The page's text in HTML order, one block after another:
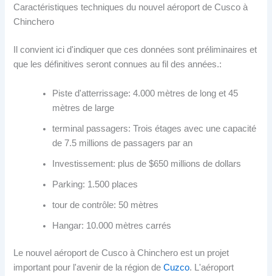
Caractéristiques techniques du nouvel aéroport de Cusco à
Chinchero
Il convient ici d'indiquer que ces données sont préliminaires et
que les définitives seront connues au fil des années.:
Piste d'atterrissage: 4.000 mètres de long et 45
mètres de large
terminal passagers: Trois étages avec une capacité
de 7.5 millions de passagers par an
Investissement: plus de $650 millions de dollars
Parking: 1.500 places
tour de contrôle: 50 mètres
Hangar: 10.000 mètres carrés
Le nouvel aéroport de Cusco à Chinchero est un projet
important pour l'avenir de la région deCuzco. L'aéroport